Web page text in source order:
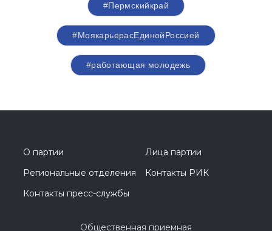
#Пермскийкрай
#МоякарьерасЕдинойРоссией
#работающая молодежь
О партии
Лица партии
Региональные отделения
Контакты РИК
Контакты пресс-службы
Общественная приемная